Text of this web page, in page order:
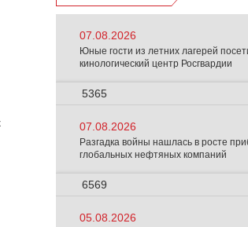
07.08.2026
Юные гости из летних лагерей
кинологический центр Росгвардии
5365
07.08.2026
Разгадка войны нашлась в росте
глобальных нефтяных компаний
6569
05.08.2026